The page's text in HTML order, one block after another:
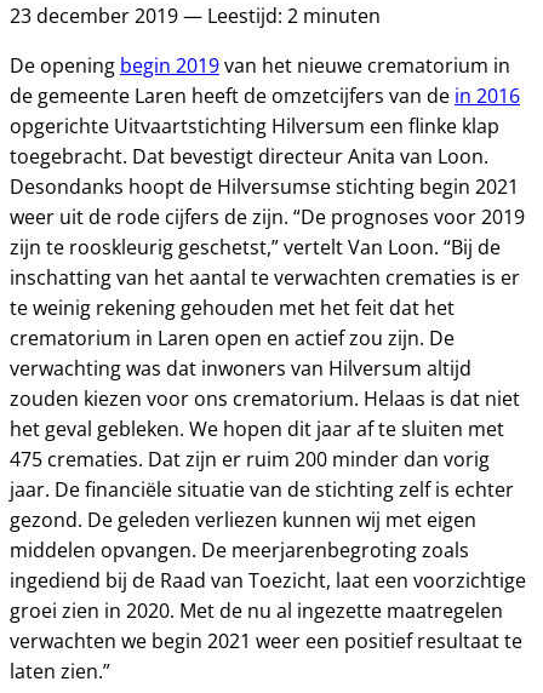
23 december 2019 — Leestijd: 2 minuten
De opening begin 2019van het nieuwe crematorium in
de gemeente Laren heeft de omzetcijfers van de in 2016
opgerichte Uitvaartstichting Hilversum een flinke klap
toegebracht. Dat bevestigt directeur Anita van Loon.
Desondanks hoopt de Hilversumse stichting begin 2021
weer uit de rode cijfers de zijn. “De prognoses voor 2019
zijn te rooskleurig geschetst,” vertelt Van Loon. “Bij de
inschatting van het aantal te verwachten crematies is er
te weinig rekening gehouden met het feit dat het
crematorium in Laren open en actief zou zijn. De
verwachting was dat inwoners van Hilversum altijd
zouden kiezen voor ons crematorium. Helaas is dat niet
het geval gebleken. We hopen dit jaar af te sluiten met
475 crematies. Dat zijn er ruim 200 minder dan vorig
jaar. De financiële situatie van de stichting zelf is echter
gezond. De geleden verliezen kunnen wij met eigen
middelen opvangen. De meerjarenbegroting zoals
ingediend bij de Raad van Toezicht, laat een voorzichtige
groei zien in 2020. Met de nu al ingezette maatregelen
verwachten we begin 2021 weer een positief resultaat te
laten zien.”